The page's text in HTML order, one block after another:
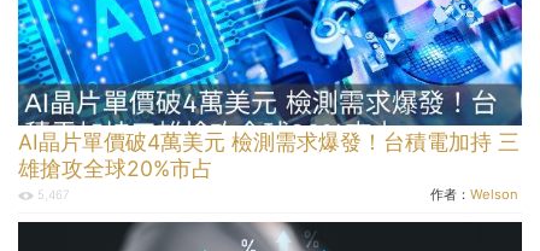
AI晶片單價破4萬美元 檢測需求爆發！台積電加持 三
雄搶攻全球20%市占
5,467 作者： Welson